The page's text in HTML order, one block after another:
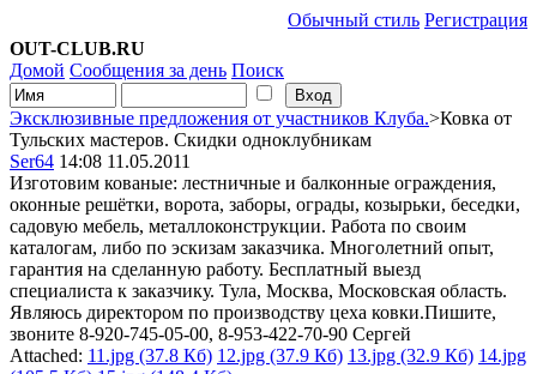
Обычный стиль Регистрация
OUT-CLUB.RU
Домой Сообщения за день Поиск
Эксклюзивные предложения от участников Клуба.>Ковка от
Тульских мастеров. Скидки одноклубникам
Ser64 14:08 11.05.2011
Изготовим кованые: лестничные и балконные ограждения,
оконные решётки, ворота, заборы, ограды, козырьки, беседки,
садовую мебель, металлоконструкции. Работа по своим
каталогам, либо по эскизам заказчика. Многолетний опыт,
гарантия на сделанную работу. Бесплатный выезд
специалиста к заказчику. Тула, Москва, Московская область.
Являюсь директором по производству цеха ковки.Пишите,
звоните 8-920-745-05-00, 8-953-422-70-90 Сергей
Attached: 11.jpg (37.8 Кб) 12.jpg (37.9 Кб) 13.jpg (32.9 Кб) 14.jpg